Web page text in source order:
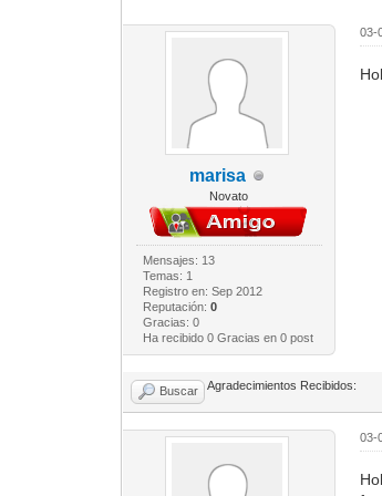
marisa
Novato
Mensajes: 13
Temas: 1
Registro en: Sep 2012
Reputación: 0
Gracias: 0
Ha recibido 0 Gracias en 0 post
03-
Buscar Agradecimientos Recibidos:
03-